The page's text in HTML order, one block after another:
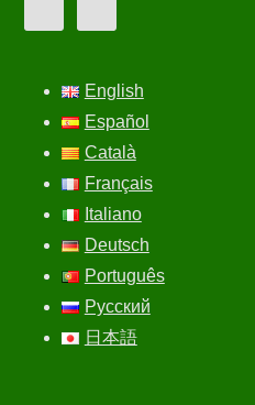
English
Español
Català
Français
Italiano
Deutsch
Português
Русский
日本語